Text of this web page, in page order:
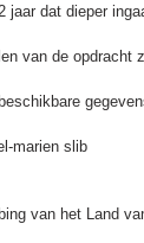
jaar dat dieper
van de opdracht
marien slib
van het Land